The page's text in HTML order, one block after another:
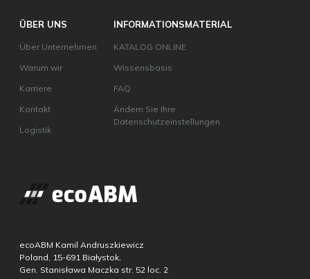
ÜBER UNS
Über Unternehmen
Warum wir
Karriere
Kontakt
Logistik
INFORMATIONSMATERIAL
KATALOG ONLINE
Wissensbasis
FAQ
Ändern Sie Ihre
Datenschutzeinstellungen
ecoABM Kamil Andruszkiewicz
Poland, 15-691 Białystok,
Gen. Stanisława Maczka str. 52 loc. 2